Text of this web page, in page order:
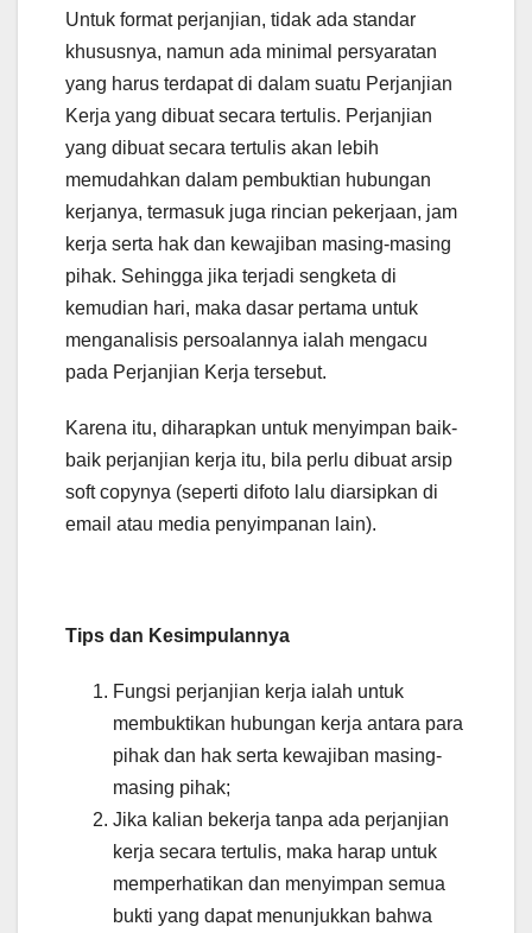
Untuk format perjanjian, tidak ada standar
khususnya, namun ada minimal persyaratan
yang harus terdapat di dalam suatu Perjanjian
Kerja yang dibuat secara tertulis. Perjanjian
yang dibuat secara tertulis akan lebih
memudahkan dalam pembuktian hubungan
kerjanya, termasuk juga rincian pekerjaan, jam
kerja serta hak dan kewajiban masing-masing
pihak. Sehingga jika terjadi sengketa di
kemudian hari, maka dasar pertama untuk
menganalisis persoalannya ialah mengacu
pada Perjanjian Kerja tersebut.
Karena itu, diharapkan untuk menyimpan baik-
baik perjanjian kerja itu, bila perlu dibuat arsip
soft copynya (seperti difoto lalu diarsipkan di
email atau media penyimpanan lain).
Tips dan Kesimpulannya
Fungsi perjanjian kerja ialah untuk
membuktikan hubungan kerja antara para
pihak dan hak serta kewajiban masing-
masing pihak;
Jika kalian bekerja tanpa ada perjanjian
kerja secara tertulis, maka harap untuk
memperhatikan dan menyimpan semua
bukti yang dapat menunjukkan bahwa